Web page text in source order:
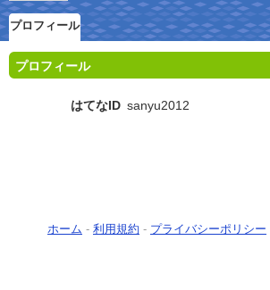
プロフィール
プロフィール
はてなID sanyu2012
ホーム - 利用規約 - プライバシーポリシー